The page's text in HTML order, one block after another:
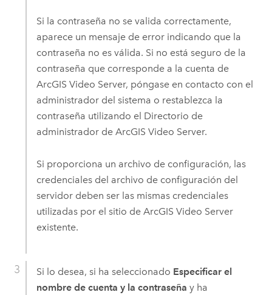
Si la contraseña no se valida correctamente,
aparece un mensaje de error indicando que la
contraseña no es válida. Si no está seguro de la
contraseña que corresponde a la cuenta de
ArcGIS Video Server, póngase en contacto con el
administrador del sistema o restablezca la
contraseña utilizando el Directorio de
administrador de ArcGIS Video Server.
Si proporciona un archivo de configuración, las
credenciales del archivo de configuración del
servidor deben ser las mismas credenciales
utilizadas por el sitio de ArcGIS Video Server
existente.
Si lo desea, si ha seleccionado Especificar el
nombre de cuenta y la contraseña y ha